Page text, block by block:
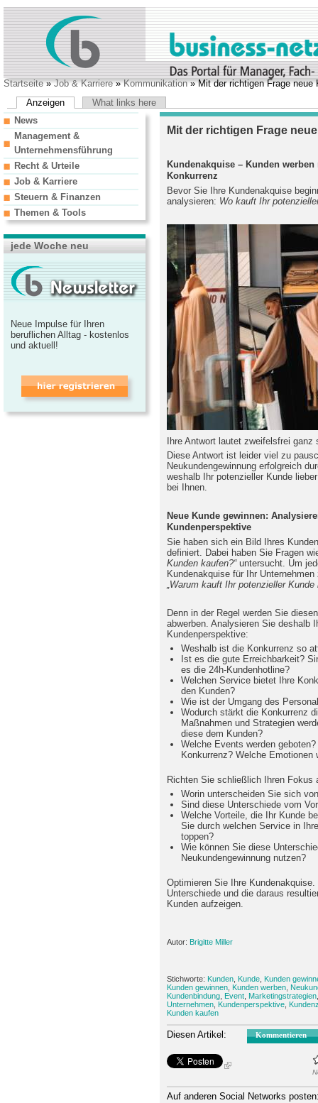
Startseite»Job & Karriere»Kommunikation» Mit der richtigen Frage neue
Anzeigen
What links here
Mit der richtigen Frage
Kundenakquise – Kunden
Konkurrenz
Bevor Sie Ihre Kundenakquise
analysieren: Wo kauft Ihr
Ihre Antwort lautet zweifelsfrei ganz
Diese Antwort ist leider viel zu
Neukundengewinnung erfolgreich
weshalb Ihr potenzieller Kunde
bei Ihnen.
Neue Kunde gewinnen:
Kundenperspektive
Sie haben sich ein Bild Ihres
definiert. Dabei haben Sie Fragen
Kunden kaufen?“untersucht. Um
Kundenakquise für Ihr
„Warum kauft Ihr potenzieller
Denn in der Regel werden Sie
abwerben. Analysieren Sie deshalb
Kundenperspektive:
Weshalb ist die Konkurrenz so
Ist es die gute Erreichbarkeit?
es die 24h-Kundenhotline?
Welchen Service bietet Ihre
den Kunden?
Wie ist der Umgang des
Wodurch stärkt die Konkurrenz
Maßnahmen und Strategien
diese dem Kunden?
Welche Events werden
Konkurrenz? Welche Emotionen
Richten Sie schließlich Ihren Fokus
Worin unterscheiden Sie sich
Sind diese Unterschiede vom
Welche Vorteile, die Ihr Kunde
Sie durch welchen Service in
toppen?
Wie können Sie diese
Neukundengewinnung nutzen?
Optimieren Sie Ihre
Unterschiede und die daraus
Kunden aufzeigen.
Autor: Brigitte Miller
Stichworte: Kunden Kunde Kunden
Kunden gewinnen Kunden werben
Kundenbindung Event Marketingstrategien
Unternehmen Kundenperspektive
Kunden kaufen
Diesen Artikel: Kommentieren
Auf anderen Social Networks
News
Management &
Unternehmensführung
Recht & Urteile
Job & Karriere
Steuern & Finanzen
Themen & Tools
jede Woche neu
Neue Impulse für Ihren
beruflichen Alltag - kostenlos
und aktuell!